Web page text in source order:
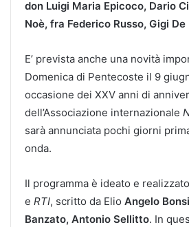
don Luigi Maria Epicoco, Dario
Noè, fra Federico Russo, Gigi De
E’ prevista anche una novità
Domenica di Pentecoste il 9
occasione dei XXV anni di
dell’Associazione internazionale
sarà annunciata pochi giorni
onda.
Il programma è ideato e
e RTI, scritto da Elio Angelo
Banzato, Antonio Sellitto. In